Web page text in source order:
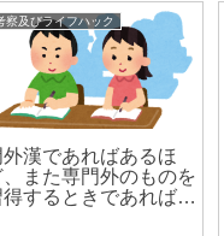
察及びライフハック
外漢であればあるほ
、また専門外のものを
得するときであればあ